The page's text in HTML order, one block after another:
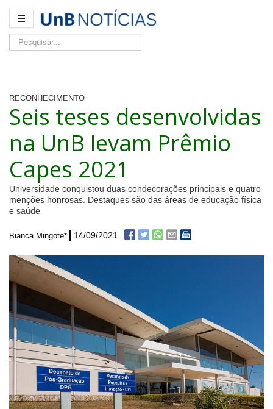
☰
Pesquisar...
RECONHECIMENTO
Seis teses desenvolvidas
na UnB levam Prêmio
Capes 2021
Universidade conquistou duas condecorações principais e quatro
menções honrosas. Destaques são das áreas de educação física
e saúde
Bianca Mingote* 14/09/2021